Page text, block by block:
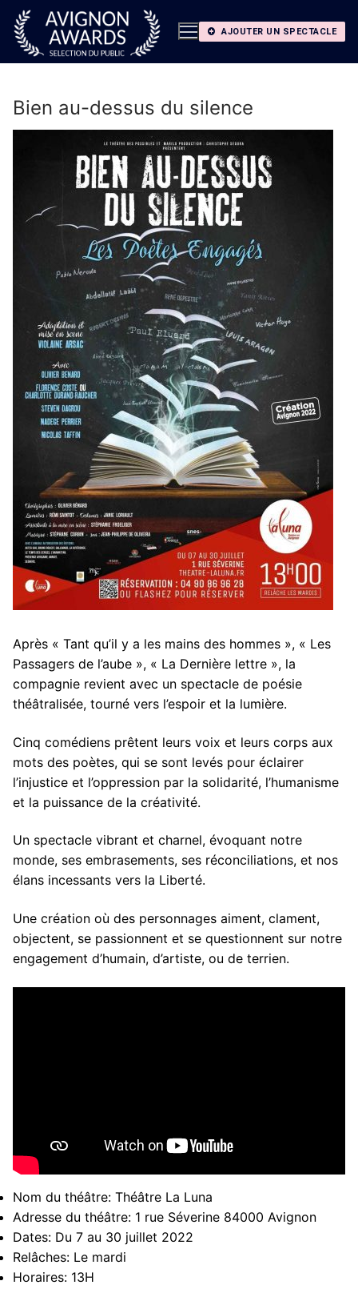
Aller
contenu
AJOUTER UN SPECTACLE
Bien au-dessus du silence
Après « Tant qu’il y a les mains des hommes », « Les
Passagers de l’aube », « La Dernière lettre », la
compagnie revient avec un spectacle de poésie
théâtralisée, tourné vers l’espoir et la lumière.
Cinq comédiens prêtent leurs voix et leurs corps aux
mots des poètes, qui se sont levés pour éclairer
l’injustice et l’oppression par la solidarité, l’humanisme
et la puissance de la créativité.
Un spectacle vibrant et charnel, évoquant notre
monde, ses embrasements, ses réconciliations, et nos
élans incessants vers la Liberté.
Une création où des personnages aiment, clament,
objectent, se passionnent et se questionnent sur notre
engagement d’humain, d’artiste, ou de terrien.
Nom du théâtre: Théâtre La Luna
Adresse du théâtre: 1 rue Séverine 84000 Avignon
Dates: Du 7 au 30 juillet 2022
Relâches: Le mardi
Horaires: 13H